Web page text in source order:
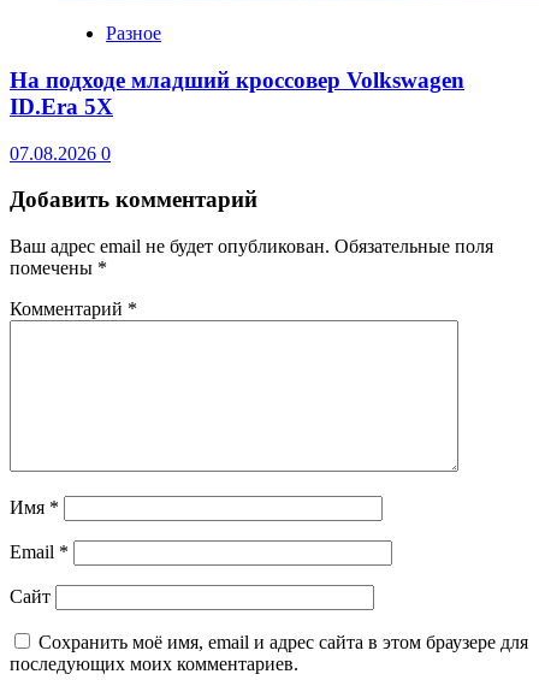
Разное
На подходе младший кроссовер Volkswagen
ID.Era 5X
07.08.2026 0
Добавить комментарий
Ваш адрес email не будет опубликован. Обязательные поля
помечены *
Комментарий *
Имя *
Email *
Сайт
Сохранить моё имя, email и адрес сайта в этом браузере для
последующих моих комментариев.